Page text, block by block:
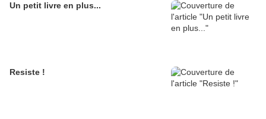
Un petit livre en plus...
Resiste !